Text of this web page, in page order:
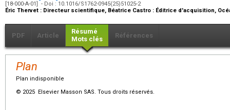
[18-000-A-01] - Doi : 10.1016/S1762-0945(25)51025-2
Éric Thervet : Directeur scientifique, Béatrice Castro : Éditrice d'acquisition,
PDF Article
Résumé
Mots clés
Références
Plan
Plan indisponible
© 2025 Elsevier Masson SAS. Tous droits réservés.